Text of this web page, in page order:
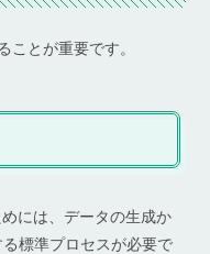
ことが重要です。
には、データの生成か
標準プロセスが必要で